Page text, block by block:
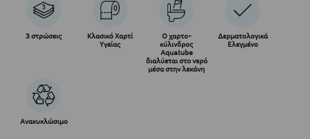
3 στρώσεις
Κλασικό Χαρτί
Υγείας
Ο χαρτο-
κύλινδρος
Aquatube
διαλύεται στο νερό
μέσα στην λεκάνη
Δερματολογικά
Ελεγμένο
Ανακυκλώσιμο